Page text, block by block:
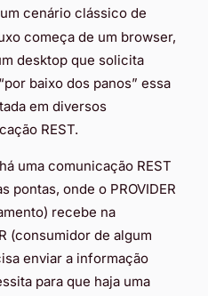
cenário clássico de
começa de um browser,
desktop que solicita
baixo dos panos” essa
em diversos
REST.
uma comunicação REST
pontas, onde o PROVIDER
recebe na
(consumidor de algum
enviar a informação
para que haja uma